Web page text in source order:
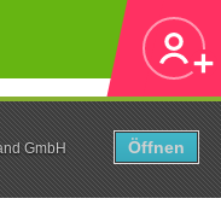
GmbH
Öffnen